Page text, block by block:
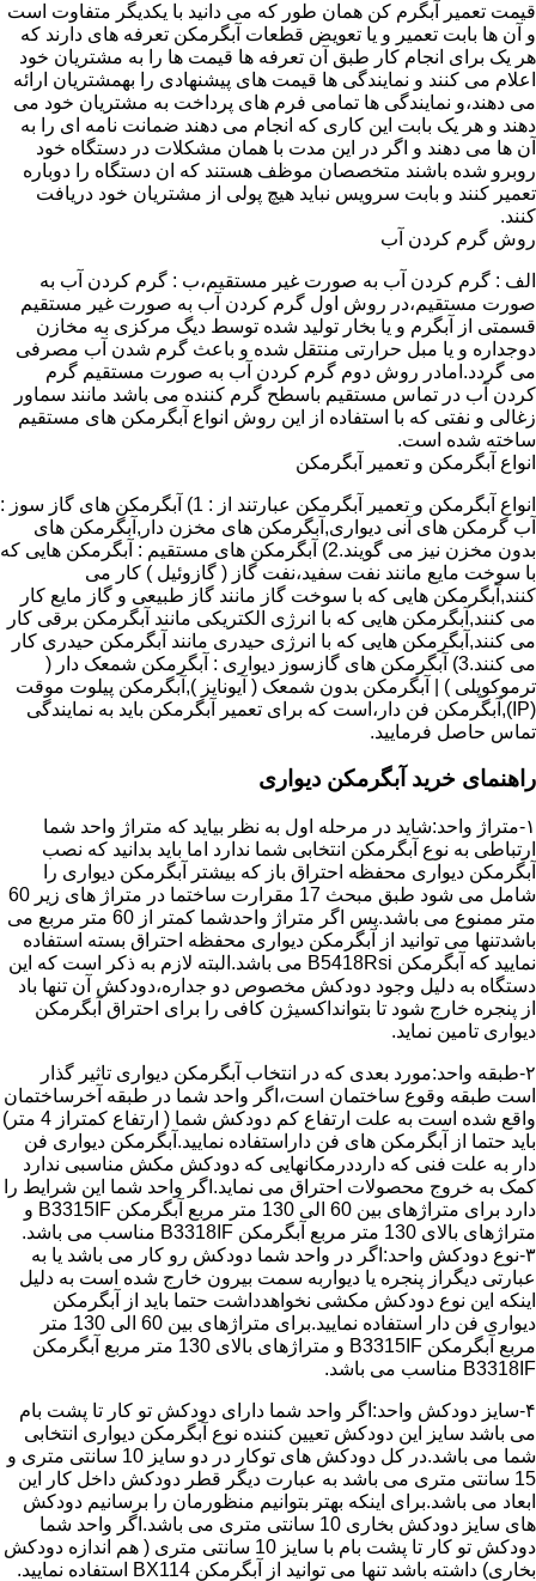
قیمت تعمیر آبگرم کن همان طور که می دانید با یکدیگر متفاوت است
و آن ها بابت تعمیر و یا تعویض قطعات آبگرمکن تعرفه های دارند که
هر یک برای انجام کار طبق آن تعرفه ها قیمت ها را به مشتریان خود
اعلام می کنند و نمایندگی ها قیمت های پیشنهادی را بهمشتریان ارائه
می دهند،و نمایندگی ها تمامی فرم های پرداخت به مشتریان خود می
دهند و هر یک بابت این کاری که انجام می دهند ضمانت نامه ای را به
آن ها می دهند و اگر در این مدت با همان مشکلات در دستگاه خود
روبرو شده باشند متخصصان موظف هستند که ان دستگاه را دوباره
تعمیر کنند و بابت سرویس نباید هیچ پولی از مشتریان خود دریافت
کنند.
روش گرم کردن آب
الف : گرم کردن آب به صورت غیر مستقیم،ب : گرم کردن آب به
صورت مستقیم،در روش اول گرم کردن آب به صورت غیر مستقیم
قسمتی از آبگرم و یا بخار تولید شده توسط دیگ مرکزی به مخازن
دوجداره و یا مبل حرارتی منتقل شده و باعث گرم شدن آب مصرفی
می گردد.امادر روش دوم گرم کردن آب به صورت مستقیم گرم
کردن آب در تماس مستقیم باسطح گرم کننده می باشد مانند سماور
زغالی و نفتی که با استفاده از این روش انواع آبگرمکن های مستقیم
ساخته شده است.
انواع آبگرمکن و تعمیر آبگرمکن
انواع آبگرمکن و تعمیر آبگرمکن عبارتند از : 1) آبگرمکن های گاز سوز :
آب گرمکن های آنی دیواری,آبگرمکن های مخزن دار,آبگرمکن های
بدون مخزن نیز می گویند.2) آبگرمکن های مستقیم : آبگرمکن هایی که
با سوخت مایع مانند نفت سفید،نفت گاز ( گازوئیل ) کار می
کنند,آبگرمکن هایی که با سوخت گاز مانند گاز طبیعی و گاز مایع کار
می کنند,آبگرمکن هایی که با انرژی الکتریکی مانند آبگرمکن برقی کار
می کنند,آبگرمکن هایی که با انرژی حیدری مانند آبگرمکن حیدری کار
می کنند.3) آبگرمکن های گازسوز دیواری : آبگرمکن شمعک دار (
ترموکوپلی ) | آبگرمکن بدون شمعک ( آیونایز ),آبگرمکن پیلوت موقت
(IP),آبگرمکن فن دار،است که برای تعمیر آبگرمکن باید به نمایندگی
تماس حاصل فرمایید.
راهنمای خرید آبگرمکن دیواری
۱-متراژ واحد:شاید در مرحله اول به نظر بیاید که متراژ واحد شما
ارتباطی به نوع آبگرمکن انتخابی شما ندارد اما باید بدانید که نصب
آبگرمکن دیواری محفظه احتراق باز که بیشتر آبگرمکن دیواری را
شامل می شود طبق مبحث 17 مقرارت ساختما در متراژ های زیر 60
متر ممنوع می باشد.پس اگر متراژ واحدشما کمتر از 60 متر مربع می
باشدتنها می توانید از آبگرمکن دیواری محفظه احتراق بسته استفاده
نمایید که آبگرمکن B5418Rsi می باشد.البته لازم به ذکر است که این
دستگاه به دلیل وجود دودکش مخصوص دو جداره،دودکش آن تنها باد
از پنجره خارج شود تا بتوانداکسیژن کافی را برای احتراق آبگرمکن
دیواری تامین نماید.
۲-طبقه واحد:مورد بعدی که در انتخاب آبگرمکن دیواری تاثیر گذار
است طبقه وقوع ساختمان است،اگر واحد شما در طبقه آخرساختمان
واقع شده است به علت ارتفاع کم دودکش شما ( ارتفاع کمتراز 4 متر)
باید حتما از آبگرمکن های فن داراستفاده نمایید.آبگرمکن دیواری فن
دار به علت فنی که دارددرمکانهایی که دودکش مکش مناسبی ندارد
کمک به خروج محصولات احتراق می نماید.اگر واحد شما این شرایط را
دارد برای متراژهای بین 60 الی 130 متر مربع آبگرمکن B3315IF و
متراژهای بالای 130 متر مربع آبگرمکن B3318IF مناسب می باشد.
۳-نوع دودکش واحد:اگر در واحد شما دودکش رو کار می باشد یا به
عبارتی دیگراز پنجره یا دیواربه سمت بیرون خارج شده است به دلیل
اینکه این نوع دودکش مکشی نخواهدداشت حتما باید از آبگرمکن
دیواری فن دار استفاده نمایید.برای متراژهای بین 60 الی 130 متر
مربع آبگرمکن B3315IF و متراژهای بالای 130 متر مربع آبگرمکن
B3318IF مناسب می باشد.
۴-سایز دودکش واحد:اگر واحد شما دارای دودکش تو کار تا پشت بام
می باشد سایز این دودکش تعیین کننده نوع آبگرمکن دیواری انتخابی
شما می باشد.در کل دودکش های توکار در دو سایز 10 سانتی متری و
15 سانتی متری می باشد به عبارت دیگر قطر دودکش داخل کار این
ابعاد می باشد.برای اینکه بهتر بتوانیم منظورمان را برسانیم دودکش
های سایز دودکش بخاری 10 سانتی متری می باشد.اگر واحد شما
دودکش تو کار تا پشت بام با سایز 10 سانتی متری ( هم اندازه دودکش
بخاری) داشته باشد تنها می توانید از آبگرمکن BX114 استفاده نمایید.